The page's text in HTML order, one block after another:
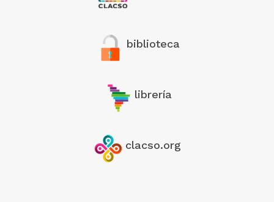
biblioteca
librería
clacso.org